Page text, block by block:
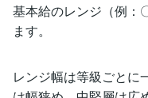
基本給のレンジ（例：
ます。
レンジ幅は等級ごとに